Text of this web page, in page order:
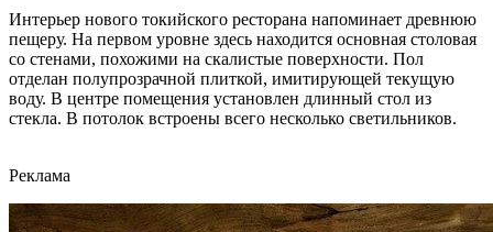
Интерьер нового токийского ресторана напоминает древнюю
пещеру. На первом уровне здесь находится основная столовая
со стенами, похожими на скалистые поверхности. Пол
отделан полупрозрачной плиткой, имитирующей текущую
воду. В центре помещения установлен длинный стол из
стекла. В потолок встроены всего несколько светильников.
Реклама